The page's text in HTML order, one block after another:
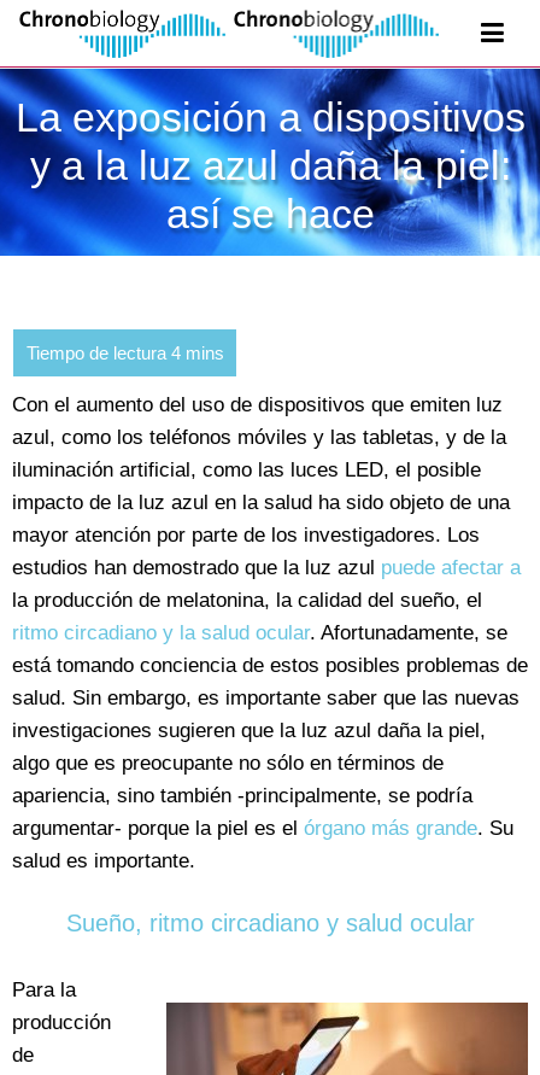
La exposición a dispositivos
y a la luz azul daña la piel:
así se hace
Con el aumento del uso de dispositivos que emiten luz
azul, como los teléfonos móviles y las tabletas, y de la
iluminación artificial, como las luces LED, el posible
impacto de la luz azul en la salud ha sido objeto de una
mayor atención por parte de los investigadores. Los
estudios han demostrado que la luz azul puede afectar a
la producción de melatonina, la calidad del sueño, el
ritmo circadiano y la salud ocular. Afortunadamente, se
está tomando conciencia de estos posibles problemas de
salud. Sin embargo, es importante saber que las nuevas
investigaciones sugieren que la luz azul daña la piel,
algo que es preocupante no sólo en términos de
apariencia, sino también -principalmente, se podría
argumentar- porque la piel es el órgano más grande. Su
salud es importante.
Sueño, ritmo circadiano y salud ocular
Para la
producción
de